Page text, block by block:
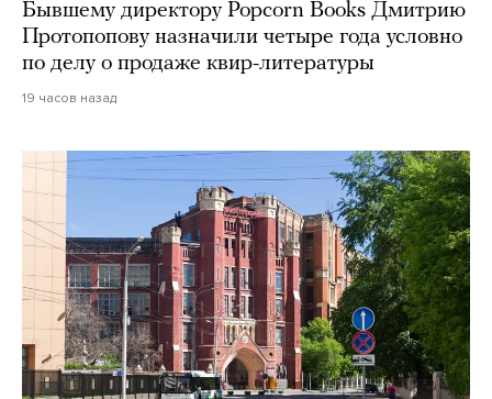
Бывшему директору Popcorn Books Дмитрию
Протопопову назначили четыре года условно
по делу о продаже квир-литературы
19 часов назад